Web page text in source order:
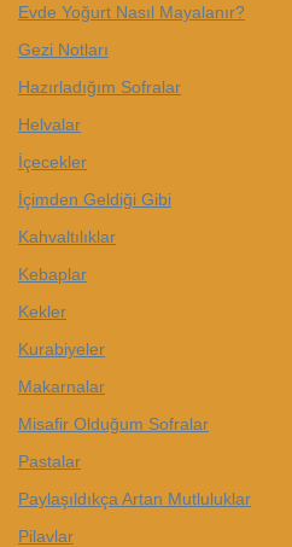
Evde Yoğurt Nasıl Mayalanır?
Gezi Notları
Hazırladığım Sofralar
Helvalar
İçecekler
İçimden Geldiği Gibi
Kahvaltılıklar
Kebaplar
Kekler
Kurabiyeler
Makarnalar
Misafir Olduğum Sofralar
Pastalar
Paylaşıldıkça Artan Mutluluklar
Pilavlar